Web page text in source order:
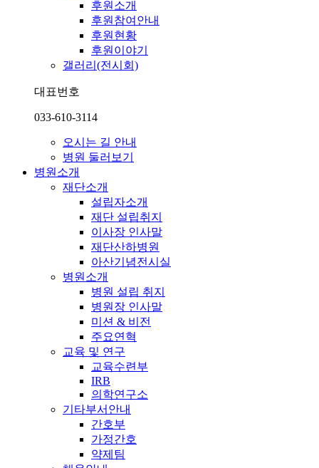
후원소개
후원참여안내
후원현황
후원이야기
갤러리(전시회)
대표번호
033-610-3114
오시는 길 안내
병원 둘러보기
병원소개
재단소개
설립자소개
재단 설립취지
이사장 인사말
재단산하병원
아산기념전시실
병원소개
병원 설립 취지
병원장 인사말
미션 & 비전
주요연혁
교육 및 연구
교육수련부
IRB
의학연구소
기타부서안내
간호부
가정간호
약제팀